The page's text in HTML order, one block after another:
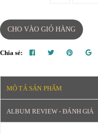
CHO VÀO GIỎ HÀNG
Chia sẻ:
MÔ TẢ SẢN PHẨM
ALBUM REVIEW - ĐÁNH GIÁ